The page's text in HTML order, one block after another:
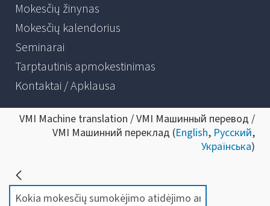
Mokesčių žinynas
Mokesčių kalendorius
Seminarai
Tarptautinis apmokestinimas
Kontaktai / Apklausa
VMI Machine translation / VMI Машинный перевод /
VMI Машинний переклад (English, Русский,
Українська)